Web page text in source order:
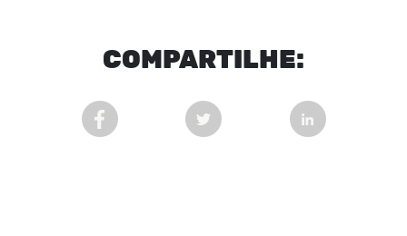
COMPARTILHE:
COMPARTILHAR POST NO FACEBOOK EM NOVA
COMPARTILHAR POST NO